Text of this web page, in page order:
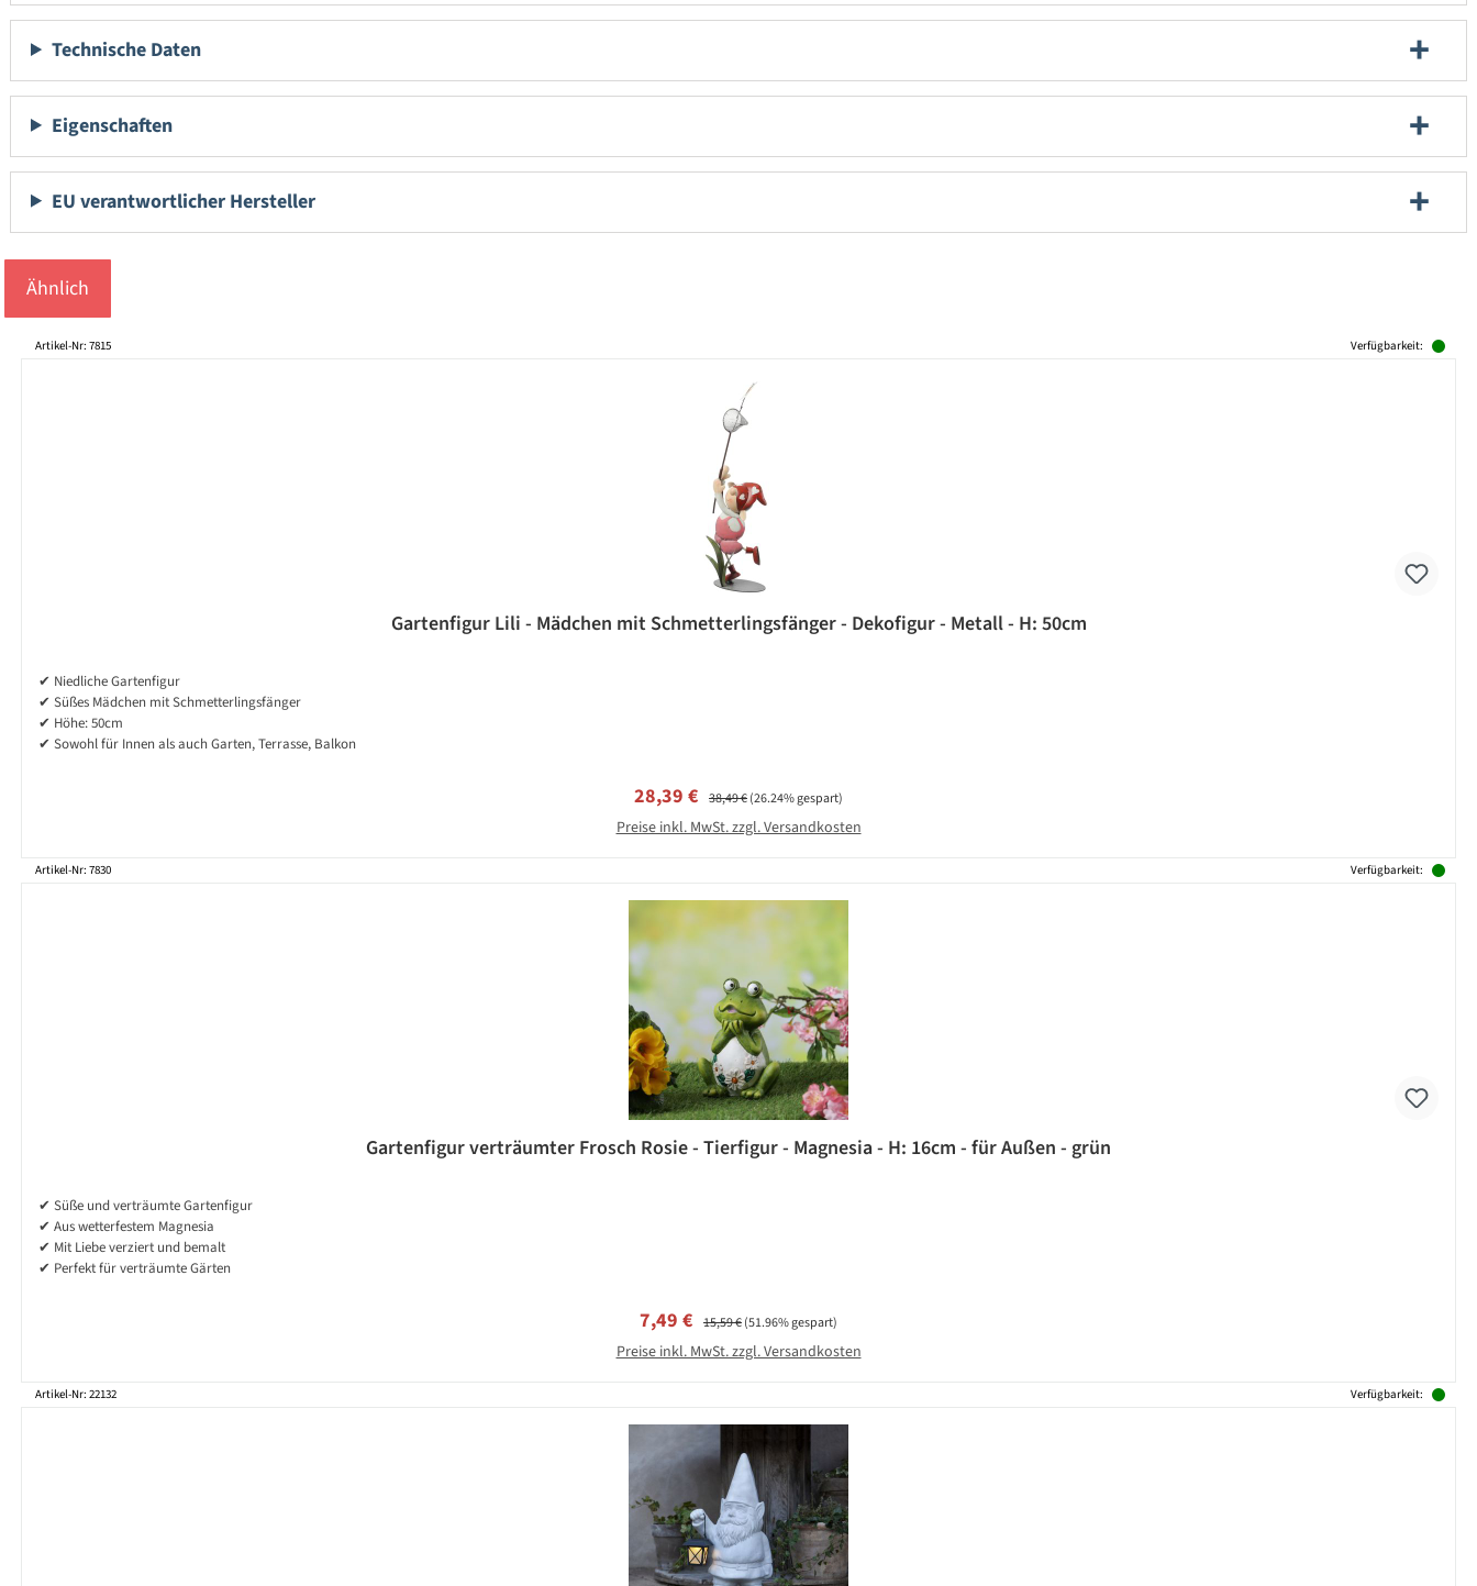
Technische Daten
Eigenschaften
EU verantwortlicher Hersteller
Ähnlich
Produktgalerie überspringen
Artikel-Nr: 7815 Verfügbarkeit:
Gartenfigur Lili - Mädchen mit Schmetterlingsfänger - Dekofigur - Metall - H: 50cm
✔ Niedliche Gartenfigur
✔ Süßes Mädchen mit Schmetterlingsfänger
✔ Höhe: 50cm
✔ Sowohl für Innen als auch Garten, Terrasse, Balkon
Verkaufspreis:
28,39 € Regulärer Preis:
38,49 €(26.24% gespart)
Preise inkl. MwSt. zzgl. Versandkosten
Artikel-Nr: 7830 Verfügbarkeit:
Gartenfigur verträumter Frosch Rosie - Tierfigur - Magnesia - H: 16cm - für Außen - grün
✔ Süße und verträumte Gartenfigur
✔ Aus wetterfestem Magnesia
✔ Mit Liebe verziert und bemalt
✔ Perfekt für verträumte Gärten
Verkaufspreis:
7,49 € Regulärer Preis:
15,59 €(51.96% gespart)
Preise inkl. MwSt. zzgl. Versandkosten
Artikel-Nr: 22132 Verfügbarkeit: